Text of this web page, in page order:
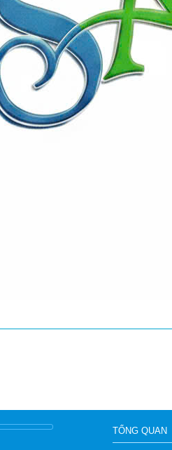
TỔNG QUAN